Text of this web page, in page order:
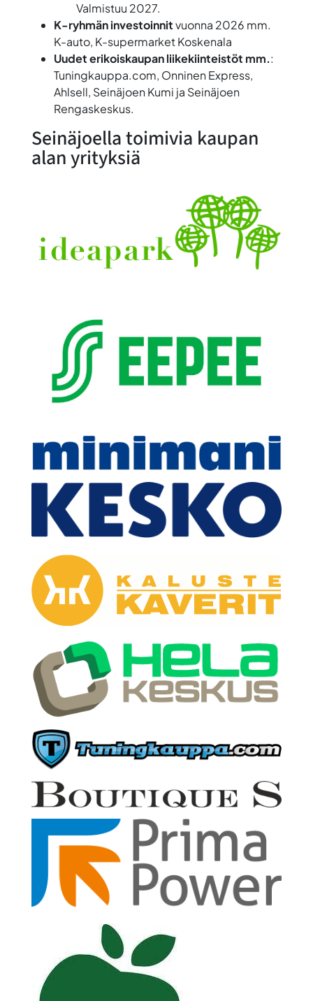
Valmistuu 2027.
K-ryhmän investoinnitvuonna 2026 mm.
K-auto, K-supermarket Koskenala
Uudet erikoiskaupan liikekiinteistöt mm.:
Tuningkauppa.com, Onninen Express,
Ahlsell, Seinäjoen Kumi ja Seinäjoen
Rengaskeskus.
Seinäjoella toimivia kaupan
alan yrityksiä